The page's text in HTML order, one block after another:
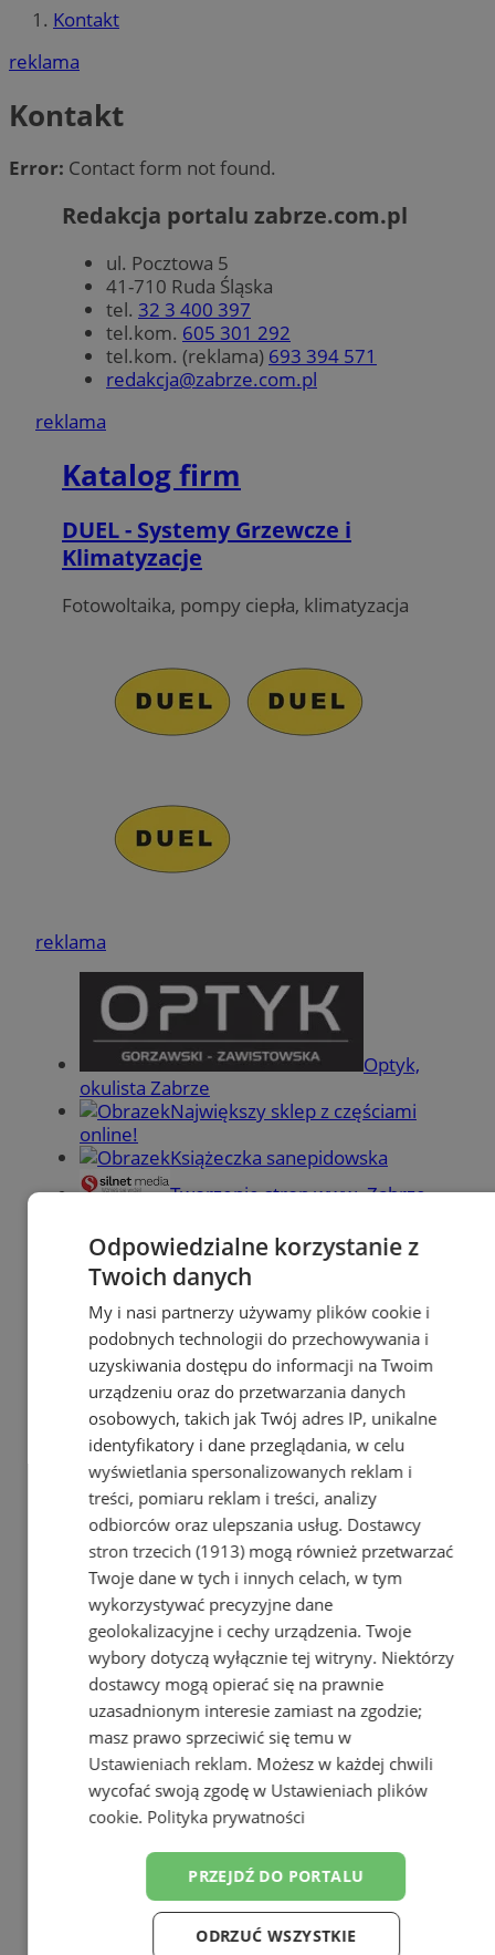
Kontakt
reklama
Kontakt
Error: Contact form not found.
Redakcja portalu zabrze.com.pl
ul. Pocztowa 5
41-710 Ruda Śląska
tel. 32 3 400 397
tel.kom. 605 301 292
tel.kom. (reklama) 693 394 571
redakcja@zabrze.com.pl
reklama
Katalog firm
DUEL - Systemy Grzewcze i
Klimatyzacje
Fotowoltaika, pompy ciepła, klimatyzacja
reklama
Optyk,
okulista Zabrze
Największy sklep z częściami
online!
Książeczka sanepidowska
Tworzenie stron www -Zabrze
reklama
reklama
Ogłoszenia
Odpowiedzialne korzystanie z
Twoich danych
My i nasi partnerzy używamy plików cookie i
podobnych technologii do przechowywania i
uzyskiwania dostępu do informacji na Twoim
urządzeniu oraz do przetwarzania danych
osobowych, takich jak Twój adres IP, unikalne
identyfikatory i dane przeglądania, w celu
wyświetlania spersonalizowanych reklam i
treści, pomiaru reklam i treści, analizy
odbiorców oraz ulepszania usług. Dostawcy
stron trzecich (1913)mogą również przetwarzać
Twoje dane w tych i innych celach, w tym
wykorzystywać precyzyjne dane
geolokalizacyjne i cechy urządzenia. Twoje
wybory dotyczą wyłącznie tej witryny. Niektórzy
dostawcy mogą opierać się na prawnie
uzasadnionym interesie zamiast na zgodzie;
masz prawo sprzeciwić się temu w
Ustawieniach reklam. Możesz w każdej chwili
wycofać swoją zgodę w Ustawieniach plików
cookie. Polityka prywatności
PRZEJDŹ DO PORTALU
ODRZUĆ WSZYSTKIE